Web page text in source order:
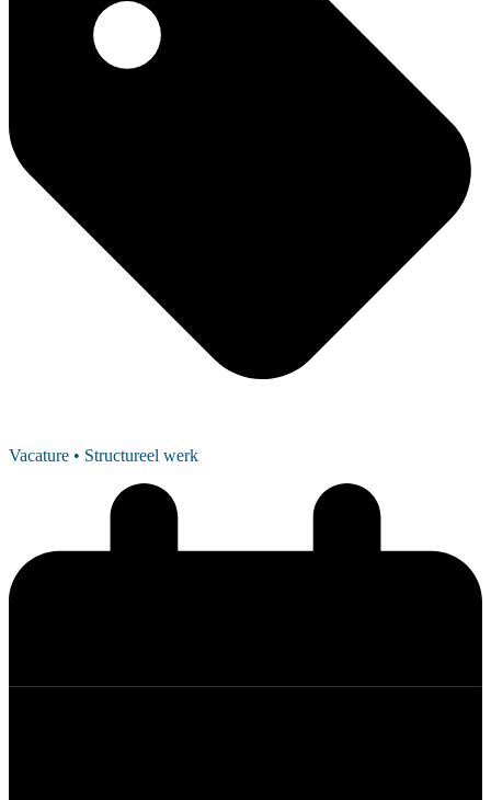
Vacature • Structureel werk